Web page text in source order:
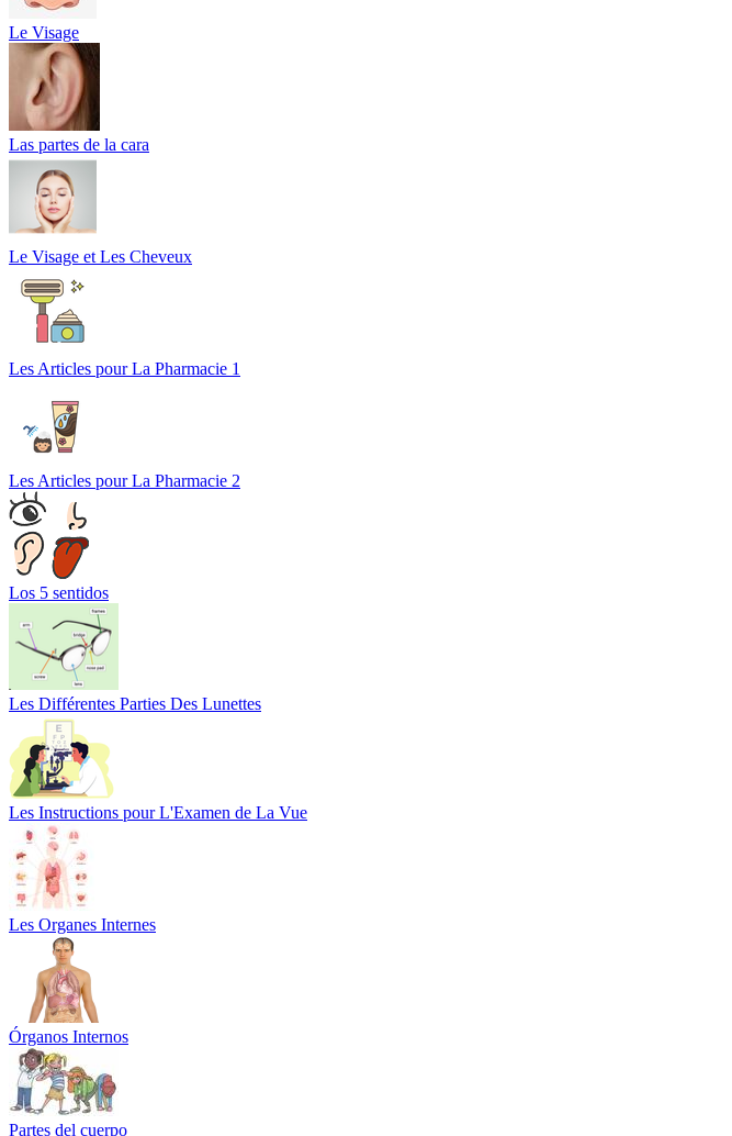
Le Visage
Las partes de la cara
Le Visage et Les Cheveux
Les Articles pour La Pharmacie 1
Les Articles pour La Pharmacie 2
Los 5 sentidos
Les Différentes Parties Des Lunettes
Les Instructions pour L'Examen de La Vue
Les Organes Internes
Órganos Internos
Partes del cuerpo